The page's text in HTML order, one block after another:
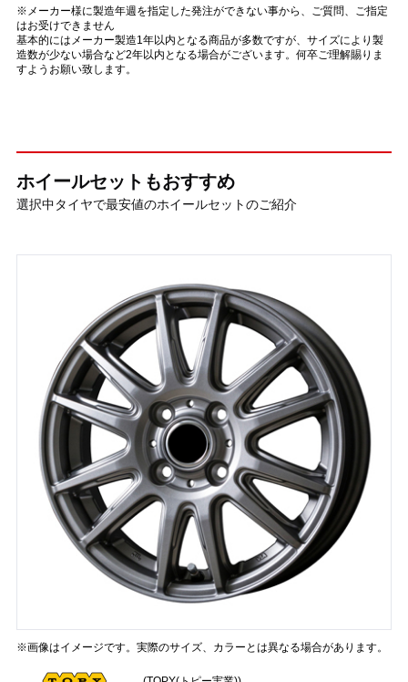
※メーカー様に製造年週を指定した発注ができない事から、ご質問、ご指定
はお受けできません
基本的にはメーカー製造1年以内となる商品が多数ですが、サイズにより製
造数が少ない場合など2年以内となる場合がございます。何卒ご理解賜りま
すようお願い致します。
ホイールセットもおすすめ
選択中タイヤで最安値のホイールセットのご紹介
※画像はイメージです。実際のサイズ、カラーとは異なる場合があります。